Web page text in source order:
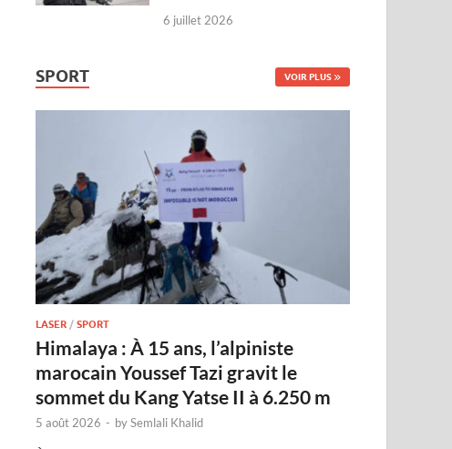
6 juillet 2026
SPORT VOIR PLUS
LASER /SPORT
Himalaya : À 15 ans, l’alpiniste
marocain Youssef Tazi gravit le
sommet du Kang Yatse II à 6.250 m
5 août 2026 - bySemlali Khalid